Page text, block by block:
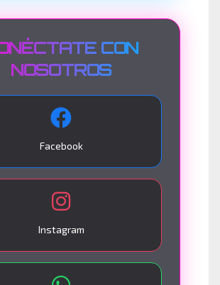
CON
NOSOTROS
Facebook
Instagram